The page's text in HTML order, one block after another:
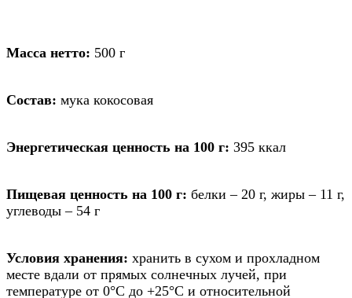
Масса нетто: 500 г
Состав: мука кокосовая
Энергетическая ценность на 100 г: 395 ккал
Пищевая ценность на 100 г: белки – 20 г, жиры – 11 г,
углеводы – 54 г
Условия хранения: хранить в сухом и прохладном
месте вдали от прямых солнечных лучей, при
температуре от 0°С до +25°С и относительной